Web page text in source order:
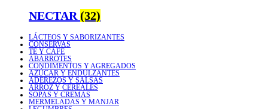
NECTAR (32)
LÁCTEOS Y SABORIZANTES
CONSERVAS
TÉ Y CAFÉ
ABARROTES
CONDIMENTOS Y AGREGADOS
AZÚCAR Y ENDULZANTES
ADEREZOS Y SALSAS
ARROZ Y CEREALES
SOPAS Y CREMAS
MERMELADAS Y MANJAR